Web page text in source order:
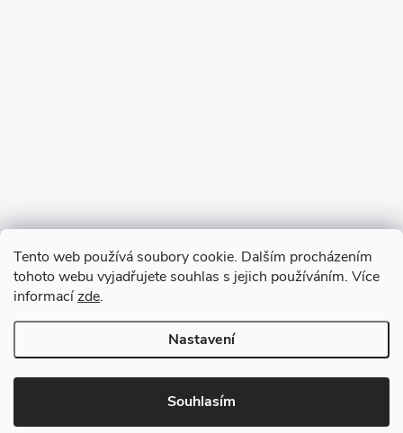
Tento web používá soubory cookie. Dalším procházením
tohoto webu vyjadřujete souhlas s jejich používáním. Více
informacízde.
Nastavení
Souhlasím
Copyright 2026VV DESIGN. Všechna práva vyhrazena.Upravit
nastavení cookies